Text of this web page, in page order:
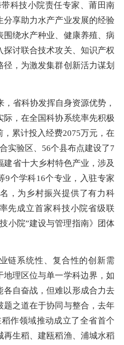
科技小院责任专家、莆田南
分享助力水产产业发展的经验
绕水产种业、健康养殖、病
讨联合技术攻关、知识产权
，为激发集群创新活力谋划
省科协发挥自身资源优势，
际，在全国科协系统率先积极
累计投入经费2075万元，在
实验区、56个县布点建设了7
建省十大乡村特色产业，涉及
9个学科16个专业，入驻专家
，为乡村振兴提供了有力科
先成立首家科技小院省级联
小院”建设与管理指南》团体
系统性、复合性的创新需
理区位与单一学科边界，如
各自奋战，但难以形成合力去
题之道在于协同与整合，去年
作领域推动成立了全省首个
生稻、建瓯稻渔、浦城水稻